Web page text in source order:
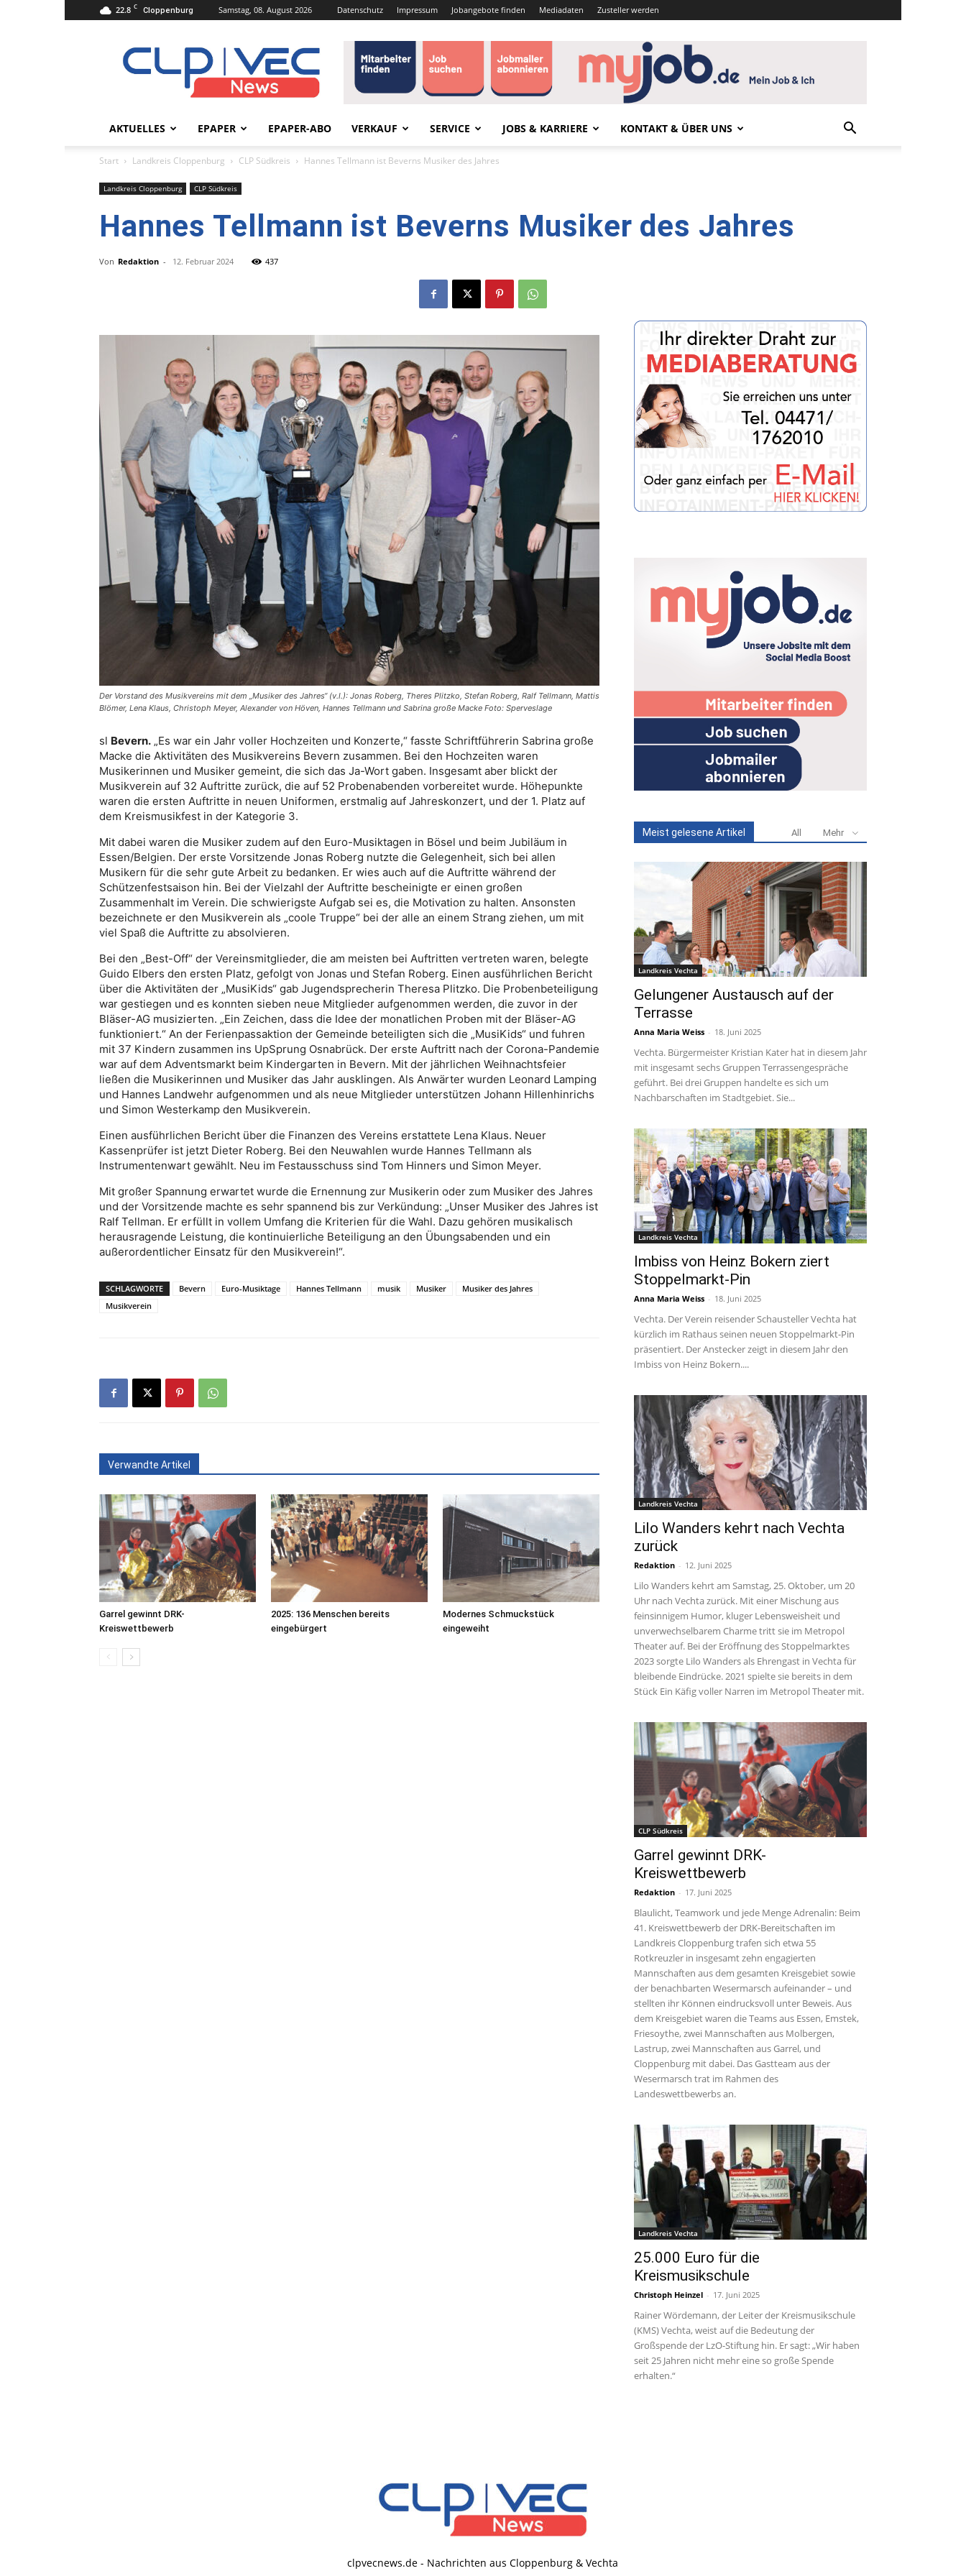
22.8 C Cloppenburg Samstag, 08. August 2026 Datenschutz Impressum Jobangebote finden Mediadaten Zusteller werden
clpvecnews.de
AKTUELLES EPAPER EPAPER-ABO VERKAUF SERVICE JOBS & KARRIERE KONTAKT & ÜBER UNS
Start Landkreis Cloppenburg CLP Südkreis Hannes Tellmann ist Beverns Musiker des Jahres
Landkreis Cloppenburg CLP Südkreis
Hannes Tellmann ist Beverns Musiker des Jahres
Von Redaktion - 12. Februar 2024 437
Der Vorstand des Musikvereins mit dem „Musiker des Jahres“ (v.l.): Jonas Roberg, Theres Plitzko, Stefan Roberg, Ralf Tellmann, Mattis
Blömer, Lena Klaus, Christoph Meyer, Alexander von Höven, Hannes Tellmann und Sabrina große Macke Foto: Sperveslage
sl Bevern. „Es war ein Jahr voller Hochzeiten und Konzerte,“ fasste Schriftführerin Sabrina große
Macke die Aktivitäten des Musikvereins Bevern zusammen. Bei den Hochzeiten waren
Musikerinnen und Musiker gemeint, die sich das Ja-Wort gaben. Insgesamt aber blickt der
Musikverein auf 32 Auftritte zurück, die auf 52 Probenabenden vorbereitet wurde. Höhepunkte
waren die ersten Auftritte in neuen Uniformen, erstmalig auf Jahreskonzert, und der 1. Platz auf
dem Kreismusikfest in der Kategorie 3.
Mit dabei waren die Musiker zudem auf den Euro-Musiktagen in Bösel und beim Jubiläum in
Essen/Belgien. Der erste Vorsitzende Jonas Roberg nutzte die Gelegenheit, sich bei allen
Musikern für die sehr gute Arbeit zu bedanken. Er wies auch auf die Auftritte während der
Schützenfestsaison hin. Bei der Vielzahl der Auftritte bescheinigte er einen großen
Zusammenhalt im Verein. Die schwierigste Aufgab sei es, die Motivation zu halten. Ansonsten
bezeichnete er den Musikverein als „coole Truppe“ bei der alle an einem Strang ziehen, um mit
viel Spaß die Auftritte zu absolvieren.
Bei den „Best-Off“ der Vereinsmitglieder, die am meisten bei Auftritten vertreten waren, belegte
Guido Elbers den ersten Platz, gefolgt von Jonas und Stefan Roberg. Einen ausführlichen Bericht
über die Aktivitäten der „MusiKids“ gab Jugendsprecherin Theresa Plitzko. Die Probenbeteiligung
war gestiegen und es konnten sieben neue Mitglieder aufgenommen werden, die zuvor in der
Bläser-AG musizierten. „Ein Zeichen, dass die Idee der monatlichen Proben mit der Bläser-AG
funktioniert.“ An der Ferienpassaktion der Gemeinde beteiligten sich die „MusiKids“ und fuhren
mit 37 Kindern zusammen ins UpSprung Osnabrück. Der erste Auftritt nach der Corona-Pandemie
war auf dem Adventsmarkt beim Kindergarten in Bevern. Mit der jährlichen Weihnachtsfeier
ließen die Musikerinnen und Musiker das Jahr ausklingen. Als Anwärter wurden Leonard Lamping
und Hannes Landwehr aufgenommen und als neue Mitglieder unterstützen Johann Hillenhinrichs
und Simon Westerkamp den Musikverein.
Einen ausführlichen Bericht über die Finanzen des Vereins erstattete Lena Klaus. Neuer
Kassenprüfer ist jetzt Dieter Roberg. Bei den Neuwahlen wurde Hannes Tellmann als
Instrumentenwart gewählt. Neu im Festausschuss sind Tom Hinners und Simon Meyer.
Mit großer Spannung erwartet wurde die Ernennung zur Musikerin oder zum Musiker des Jahres
und der Vorsitzende machte es sehr spannend bis zur Verkündung: „Unser Musiker des Jahres ist
Ralf Tellman. Er erfüllt in vollem Umfang die Kriterien für die Wahl. Dazu gehören musikalisch
herausragende Leistung, die kontinuierliche Beteiligung an den Übungsabenden und ein
außerordentlicher Einsatz für den Musikverein!“.
SCHLAGWORTE Bevern Euro-Musiktage Hannes Tellmann musik Musiker
Musiker des Jahres
Musikverein
Verwandte Artikel
Garrel gewinnt DRK-
Kreiswettbewerb
2025: 136 Menschen bereits
eingebürgert
Modernes Schmuckstück
eingeweiht
Meist gelesene Artikel All Mehr
Landkreis Vechta
Gelungener Austausch auf der
Terrasse
Anna Maria Weiss - 18. Juni 2025
Vechta. Bürgermeister Kristian Kater hat in diesem Jahr
mit insgesamt sechs Gruppen Terrassengespräche
geführt. Bei drei Gruppen handelte es sich um
Nachbarschaften im Stadtgebiet. Sie...
Landkreis Vechta
Imbiss von Heinz Bokern ziert
Stoppelmarkt-Pin
Anna Maria Weiss - 18. Juni 2025
Vechta. Der Verein reisender Schausteller Vechta hat
kürzlich im Rathaus seinen neuen Stoppelmarkt-Pin
präsentiert. Der Anstecker zeigt in diesem Jahr den
Imbiss von Heinz Bokern....
Landkreis Vechta
Lilo Wanders kehrt nach Vechta
zurück
Redaktion - 12. Juni 2025
Lilo Wanders kehrt am Samstag, 25. Oktober, um 20
Uhr nach Vechta zurück. Mit einer Mischung aus
feinsinnigem Humor, kluger Lebensweisheit und
unverwechselbarem Charme tritt sie im Metropol
Theater auf. Bei der Eröffnung des Stoppelmarktes
2023 sorgte Lilo Wanders als Ehrengast in Vechta für
bleibende Eindrücke. 2021 spielte sie bereits in dem
Stück Ein Käfig voller Narren im Metropol Theater mit.
CLP Südkreis
Garrel gewinnt DRK-
Kreiswettbewerb
Redaktion - 17. Juni 2025
Blaulicht, Teamwork und jede Menge Adrenalin: Beim
41. Kreiswettbewerb der DRK-Bereitschaften im
Landkreis Cloppenburg trafen sich etwa 55
Rotkreuzler in insgesamt zehn engagierten
Mannschaften aus dem gesamten Kreisgebiet sowie
der benachbarten Wesermarsch aufeinander – und
stellten ihr Können eindrucksvoll unter Beweis. Aus
dem Kreisgebiet waren die Teams aus Essen, Emstek,
Friesoythe, zwei Mannschaften aus Molbergen,
Lastrup, zwei Mannschaften aus Garrel, und
Cloppenburg mit dabei. Das Gastteam aus der
Wesermarsch trat im Rahmen des
Landeswettbewerbs an.
Landkreis Vechta
25.000 Euro für die
Kreismusikschule
Christoph Heinzel - 17. Juni 2025
Rainer Wördemann, der Leiter der Kreismusikschule
(KMS) Vechta, weist auf die Bedeutung der
Großspende der LzO-Stiftung hin. Er sagt: „Wir haben
seit 25 Jahren nicht mehr eine so große Spende
erhalten.“
clpvecnews.de - Nachrichten aus Cloppenburg & Vechta